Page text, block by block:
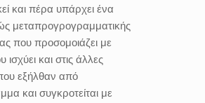
και πέρα υπάρχει ένα
μεταπρογρογραμματικής
που προσομοιάζει με
ισχύει και στις άλλες
εξήλθαν από
και συγκροτείται με